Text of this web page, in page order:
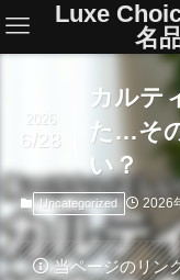
Luxe
名
カルテ
た…そ
い？
2026
6/28
Uncategorized 2026
当ページのリン